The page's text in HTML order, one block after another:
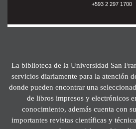
+593 2 297 1700
La biblioteca de la Universidad San
servicios diariamente para la atención
donde pueden encontrar una
de libros impresos y electrónicos
conocimiento, además cuenta con
importantes revistas científicas y